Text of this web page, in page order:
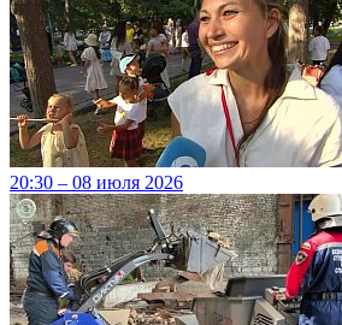
20:30 – 08 июля 2026